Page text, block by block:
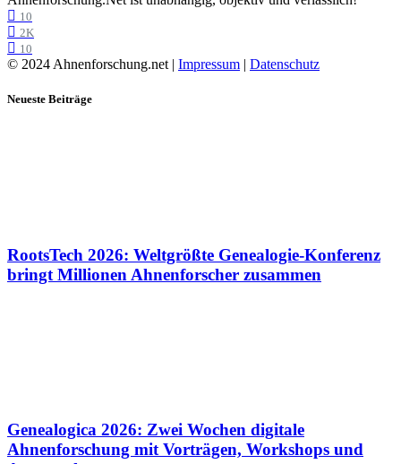
10
2K
10
© 2024 Ahnenforschung.net | Impressum | Datenschutz
Neueste Beiträge
RootsTech 2026: Weltgrößte Genealogie-Konferenz
bringt Millionen Ahnenforscher zusammen
Genealogica 2026: Zwei Wochen digitale
Ahnenforschung mit Vorträgen, Workshops und